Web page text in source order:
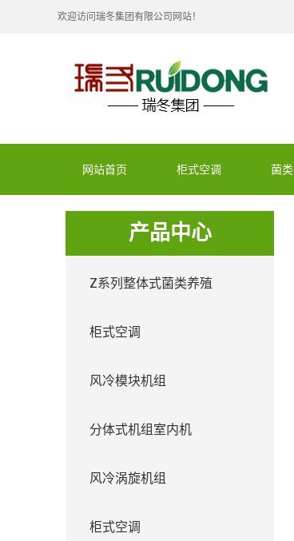
欢迎访问瑞冬集团有限公司网站！
网站首页 柜式空调 菌
产品中心
Z系列整体式菌类养殖
柜式空调
风冷模块机组
分体式机组室内机
风冷涡旋机组
柜式空调